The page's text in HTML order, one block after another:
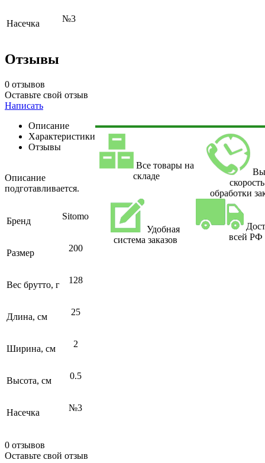
Насечка №3
Отзывы
0 отзывов
Оставьте свой отзыв
Написать
Описание
Характеристики
Отзывы
Описание
подготавливается.
Бренд Sitomo
Размер 200
Вес брутто, г 128
Длина, см 25
Ширина, см 2
Высота, см 0.5
Насечка №3
0 отзывов
Оставьте свой отзыв
Все товары на
складе
скорость
обработки
Удобная
система заказов
всей РФ